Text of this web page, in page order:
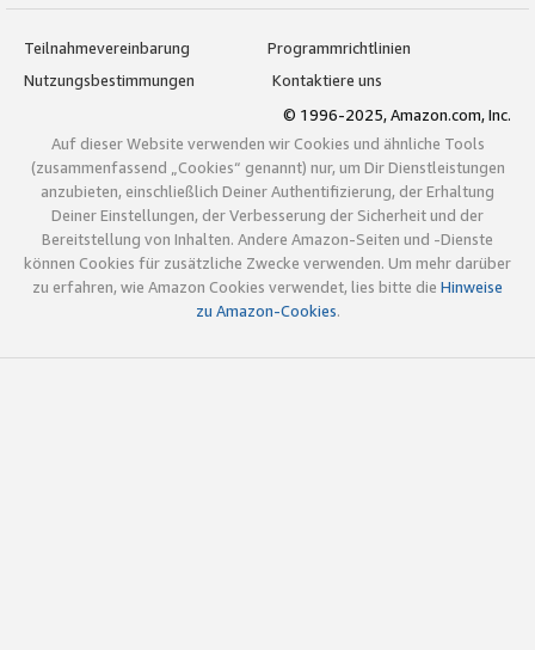
Teilnahmevereinbarung
Programmrichtlinien
Nutzungsbestimmungen
Kontaktiere uns
© 1996-2025, Amazon.com, Inc.
Auf dieser Website verwenden wir Cookies und ähnliche Tools
(zusammenfassend „Cookies“ genannt) nur, um Dir Dienstleistungen
anzubieten, einschließlich Deiner Authentifizierung, der Erhaltung
Deiner Einstellungen, der Verbesserung der Sicherheit und der
Bereitstellung von Inhalten. Andere Amazon-Seiten und -Dienste
können Cookies für zusätzliche Zwecke verwenden. Um mehr darüber
zu erfahren, wie Amazon Cookies verwendet, lies bitte die Hinweise
zu Amazon-Cookies.